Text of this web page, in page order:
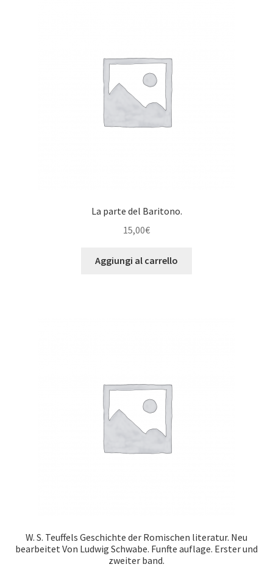
La parte del Baritono.
15,00€
Aggiungi al carrello
W. S. Teuffels Geschichte der Romischen literatur. Neu
bearbeitet Von Ludwig Schwabe. Funfte auflage. Erster und
zweiter band.